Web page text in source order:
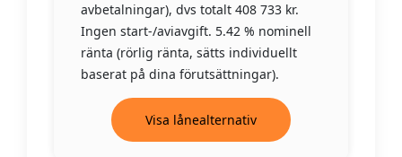
avbetalningar), dvs totalt 408 733 kr.
Ingen start-/aviavgift. 5.42 % nominell
ränta (rörlig ränta, sätts individuellt
baserat på dina förutsättningar).
Visa lånealternativ